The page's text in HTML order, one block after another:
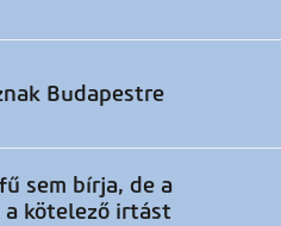
Budapestre
sem bírja, de a
a kötelező irtást